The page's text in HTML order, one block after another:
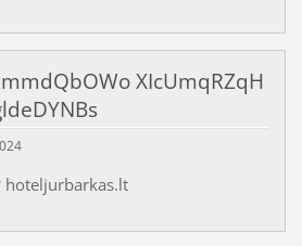
XIcUmqRZqH